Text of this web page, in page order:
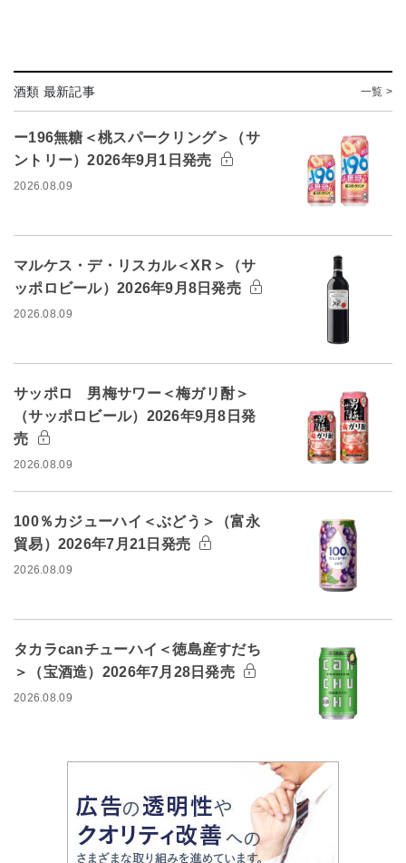
酒類 最新記事 一覧 >
ー196無糖＜桃スパークリング＞（サ
ントリー）2026年9月1日発売
2026.08.09
マルケス・デ・リスカル＜XR＞（サ
ッポロビール）2026年9月8日発売
2026.08.09
サッポロ 男梅サワー＜梅ガリ酎＞
（サッポロビール）2026年9月8日発
売
2026.08.09
100％カジューハイ＜ぶどう＞（富永
貿易）2026年7月21日発売
2026.08.09
タカラcanチューハイ＜徳島産すだち
＞（宝酒造）2026年7月28日発売
2026.08.09